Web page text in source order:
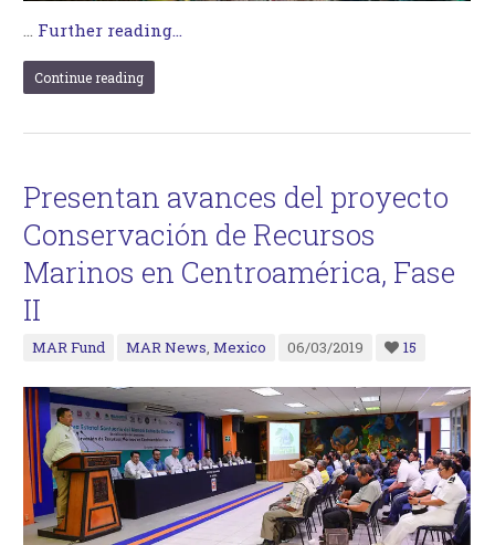
… Further reading...
Continue reading
Presentan avances del proyecto
Conservación de Recursos
Marinos en Centroamérica, Fase
II
MAR Fund MAR News,Mexico 06/03/2019 15